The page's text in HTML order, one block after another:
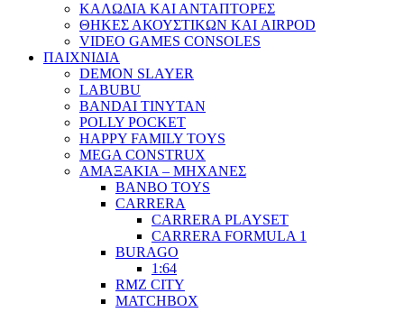
ΚΑΛΩΔΙΑ ΚΑΙ ΑΝΤΑΠΤΟΡΕΣ
ΘΗΚΕΣ ΑΚΟΥΣΤΙΚΩΝ ΚΑΙ AIRPOD
VIDEO GAMES CONSOLES
ΠΑΙΧΝΙΔΙΑ
DEMON SLAYER
LABUBU
BANDAI TINYTAN
POLLY POCKET
HAPPY FAMILY TOYS
MEGA CONSTRUX
ΑΜΑΞΑΚΙΑ – ΜΗΧΑΝΕΣ
BANBO TOYS
CARRERA
CARRERA PLAYSET
CARRERA FORMULA 1
BURAGO
1:64
RMZ CITY
MATCHBOX